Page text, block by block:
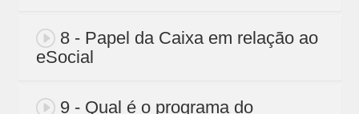
8 - Papel da Caixa em relação ao
eSocial
9 - Qual é o programa do